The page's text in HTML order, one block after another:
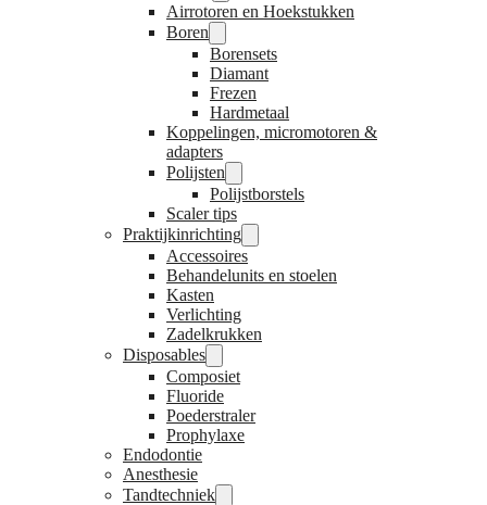
Airrotoren en Hoekstukken
Boren
Borensets
Diamant
Frezen
Hardmetaal
Koppelingen, micromotoren &
adapters
Polijsten
Polijstborstels
Scaler tips
Praktijkinrichting
Accessoires
Behandelunits en stoelen
Kasten
Verlichting
Zadelkrukken
Disposables
Composiet
Fluoride
Poederstraler
Prophylaxe
Endodontie
Anesthesie
Tandtechniek